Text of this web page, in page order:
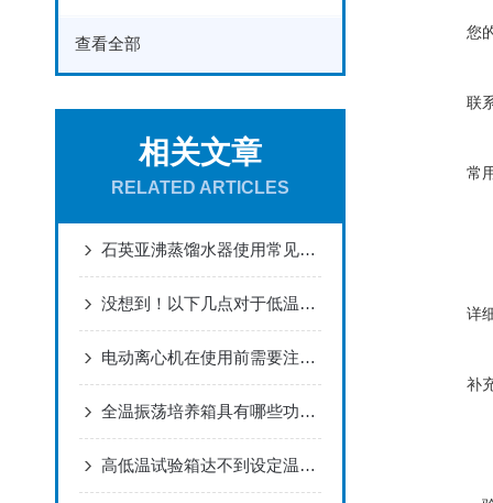
查看全部
相关文章
RELATED ARTICLES
石英亚沸蒸馏水器使用常见故障及解决
没想到！以下几点对于低温恒温槽很重要！
电动离心机在使用前需要注意什么？
全温振荡培养箱具有哪些功能？看了才知道！
高低温试验箱达不到设定温度就开始下降的解决方法！
您
联
常
详
补